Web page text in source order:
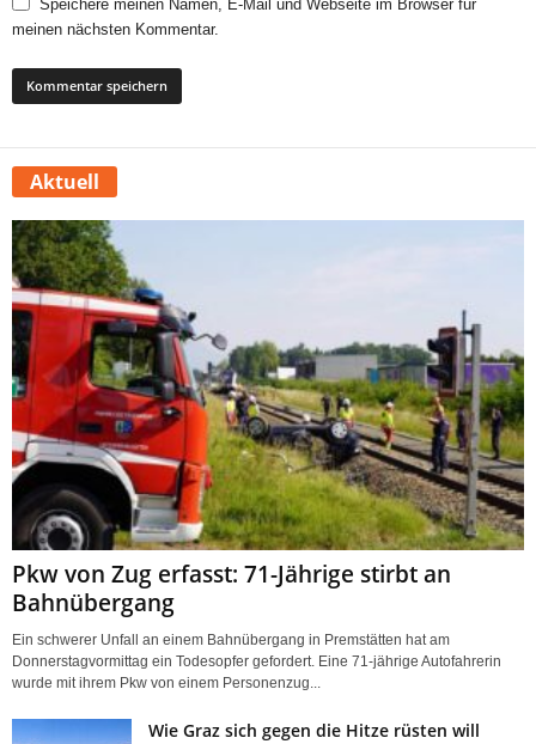
Speichere meinen Namen, E-Mail und Webseite im Browser für
meinen nächsten Kommentar.
Aktuell
Pkw von Zug erfasst: 71-Jährige stirbt an
Bahnübergang
Ein schwerer Unfall an einem Bahnübergang in Premstätten hat am
Donnerstagvormittag ein Todesopfer gefordert. Eine 71-jährige Autofahrerin
wurde mit ihrem Pkw von einem Personenzug...
Wie Graz sich gegen die Hitze rüsten will